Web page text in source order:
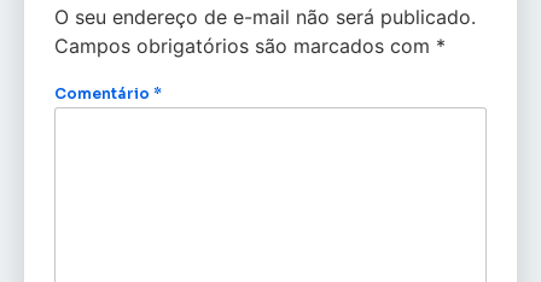
O seu endereço de e-mail não será publicado.
Campos obrigatórios são marcados com *
Comentário *